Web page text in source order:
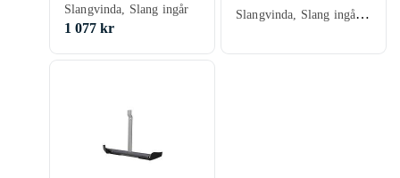
1059608 (15m)
Slangvinda, Slang ingår
1 077 kr
Slangvinda, Slang ingår, Automatisk inrullning